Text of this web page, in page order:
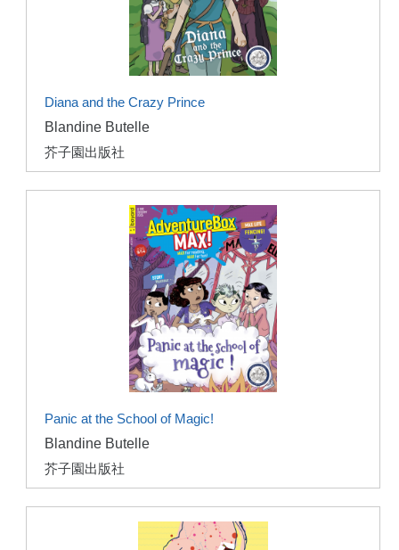
Diana and the Crazy Prince
Blandine Butelle
芥子園出版社
Panic at the School of Magic!
Blandine Butelle
芥子園出版社